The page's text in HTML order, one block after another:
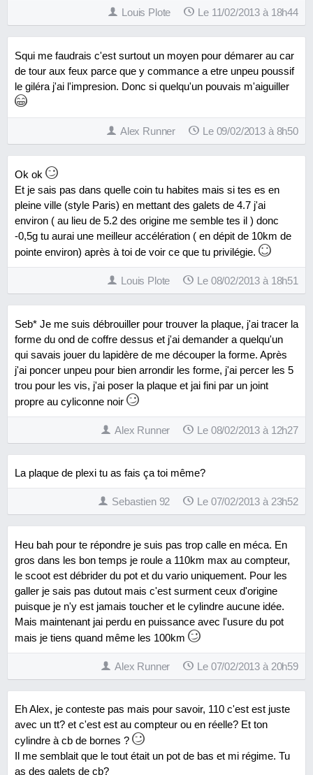
Louis Plote Le 11/02/2013 à 18h44
Squi me faudrais c'est surtout un moyen pour démarer au car
de tour aux feux parce que y commance a etre unpeu poussif
le giléra j'ai l'impresion. Donc si quelqu'un pouvais m'aiguiller
Alex Runner Le 09/02/2013 à 8h50
Ok ok
Et je sais pas dans quelle coin tu habites mais si tes es en
pleine ville (style Paris) en mettant des galets de 4.7 j'ai
environ ( au lieu de 5.2 des origine me semble tes il ) donc
-0,5g tu aurai une meilleur accélération ( en dépit de 10km de
pointe environ) après à toi de voir ce que tu privilégie.
Louis Plote Le 08/02/2013 à 18h51
Seb* Je me suis débrouiller pour trouver la plaque, j'ai tracer la
forme du ond de coffre dessus et j'ai demander a quelqu'un
qui savais jouer du lapidère de me découper la forme. Après
j'ai poncer unpeu pour bien arrondir les forme, j'ai percer les 5
trou pour les vis, j'ai poser la plaque et jai fini par un joint
propre au cyliconne noir
Alex Runner Le 08/02/2013 à 12h27
La plaque de plexi tu as fais ça toi même?
Sebastien 92 Le 07/02/2013 à 23h52
Heu bah pour te répondre je suis pas trop calle en méca. En
gros dans les bon temps je roule a 110km max au compteur,
le scoot est débrider du pot et du vario uniquement. Pour les
galler je sais pas dutout mais c'est surment ceux d'origine
puisque je n'y est jamais toucher et le cylindre aucune idée.
Mais maintenant jai perdu en puissance avec l'usure du pot
mais je tiens quand même les 100km
Alex Runner Le 07/02/2013 à 20h59
Eh Alex, je conteste pas mais pour savoir, 110 c'est est juste
avec un tt? et c'est est au compteur ou en réelle? Et ton
cylindre à cb de bornes ?
Il me semblait que le tout était un pot de bas et mi régime. Tu
as des galets de cb?